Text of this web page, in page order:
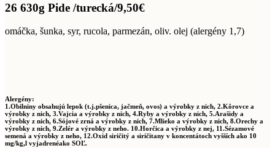
26 630g Pide /turecká/9,50€
omáčka, šunka, syr, rucola, parmezán, oliv. olej (alergény 1,7)
Alergény:
1.Obilniny obsahujú lepok (t.j.pšenica, jačmeň, ovos) a výrobky z nich, 2.Kôrovce a
výrobky z nich, 3.Vajcia a výrobky z nich, 4.Ryby a výrobky z nich, 5.Arašidy a
výrobky z nich, 6.Sójové zrná a výrobky z nich, 7.Mlieko a výrobky z nich, 8.Orechy a
výrobky z nich, 9.Zelér a výrobky z neho. 10.Horčica a výrobky z nej, 11.Sézamové
semená a výrobky z neho, 12.Oxid siričitý a siričitany v koncentátoch vyšších ako 10
mg/kg,l vyjadrenéako SOĽ.